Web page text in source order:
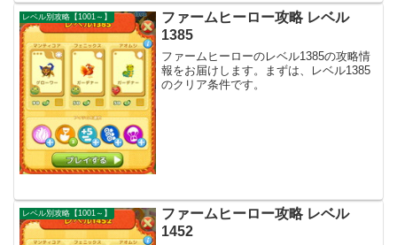
レベル別攻略【1001～】
ファームヒーロー攻略 レベル
1385
ファームヒーローのレベル1385の攻略情
報をお届けします。まずは、レベル1385
のクリア条件です。
レベル別攻略【1001～】
ファームヒーロー攻略 レベル
1452